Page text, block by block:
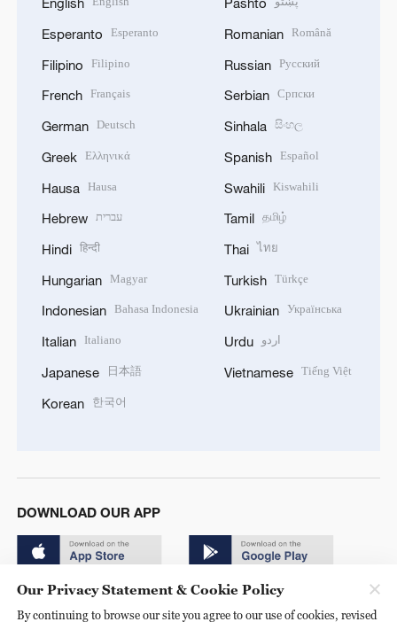
Esperanto Esperanto
Filipino Filipino
French Français
German Deutsch
Greek Ελληνικά
Hausa Hausa
Hebrew עברית
Hindi हिन्दी
Hungarian Magyar
Indonesian Bahasa Indonesia
Italian Italiano
Japanese 日本語
Korean 한국어
Romanian Română
Russian Русский
Serbian Српски
Sinhala සිංහල
Spanish Español
Swahili Kiswahili
Tamil தமிழ்
Thai ไทย
Turkish Türkçe
Ukrainian Українська
Urdu اردو
Vietnamese Tiếng Việt
DOWNLOAD OUR APP
Our Privacy Statement & Cookie Policy
By continuing to browse our site you agree to our use of cookies, revised